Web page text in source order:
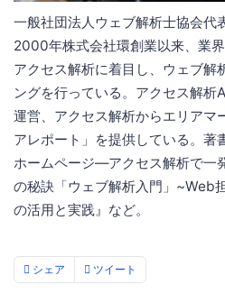
一般社団法人ウェブ解析士協会代
2000年株式会社環創業以来、業
アクセス解析に着目し、ウェブ解
ングを行っている。アクセス解析
運営、アクセス解析からエリアマ
アレポート」を提供している。著
ホームページ―アクセス解析で一
の秘訣「ウェブ解析入門」~Web
の活用と実践』など。
シェア ツイート